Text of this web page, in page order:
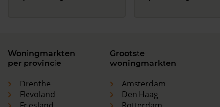
Woningmarkten
per provincie
Drenthe
Flevoland
Grootste
woningmarkten
Amsterdam
Den Haag